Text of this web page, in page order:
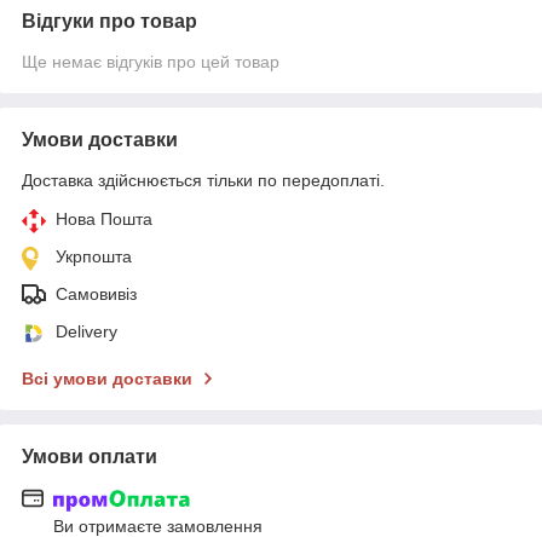
Відгуки про товар
Ще немає відгуків про цей товар
Умови доставки
Доставка здійснюється тільки по передоплаті.
Нова Пошта
Укрпошта
Самовивіз
Delivery
Всі умови доставки
Умови оплати
Ви отримаєте замовлення